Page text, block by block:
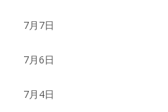
サ
イ
ド
7月7日
7月6日
7月4日